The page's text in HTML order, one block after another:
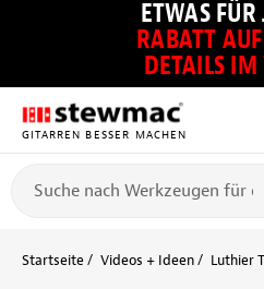
ETWAS
RABATT
DETAILS
GITARREN BESSER MACHEN
Startseite Videos + Ideen Luthier